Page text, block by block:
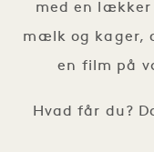
med en lækker
mælk og kager,
en film på
Hvad får du?